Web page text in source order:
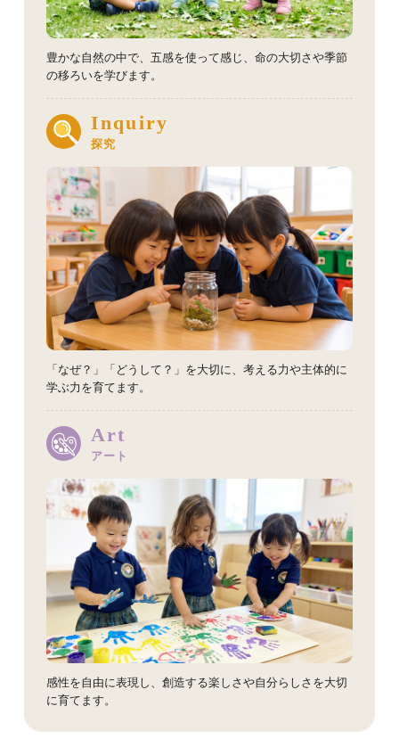
豊かな自然の中で、五感を使って感じ、命の大切さや季節
の移ろいを学びます。
Inquiry
探究
「なぜ？」「どうして？」を大切に、考える力や主体的に
学ぶ力を育てます。
Art
アート
感性を自由に表現し、創造する楽しさや自分らしさを大切
に育てます。